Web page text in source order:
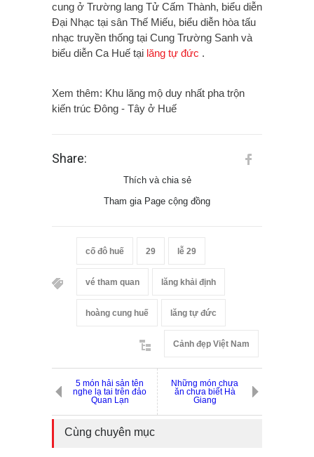
cung ở Trường lang Tử Cấm Thành, biểu diễn
Đại Nhạc tại sân Thế Miếu, biểu diễn hòa tấu
nhạc truyền thống tại Cung Trường Sanh và
biểu diễn Ca Huế tại lăng tự đức .
Xem thêm: Khu lăng mộ duy nhất pha trộn
kiến trúc Đông - Tây ở Huế
Share:
Thích và chia sẻ
Tham gia Page cộng đồng
cố đô huế 29 lễ 29
vé tham quan lăng khải định
hoàng cung huế lăng tự đức
Cảnh đẹp Việt Nam
5 món hải sản tên
nghe lạ tai trên đảo
Quan Lạn
Những món chưa
ăn chưa biết Hà
Giang
Cùng chuyên mục